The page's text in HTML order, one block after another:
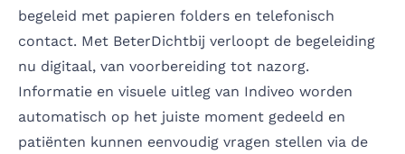
begeleid met papieren folders en telefonisch
contact. Met BeterDichtbij verloopt de begeleiding
nu digitaal, van voorbereiding tot nazorg.
Informatie en visuele uitleg van Indiveo worden
automatisch op het juiste moment gedeeld en
patiënten kunnen eenvoudig vragen stellen via de